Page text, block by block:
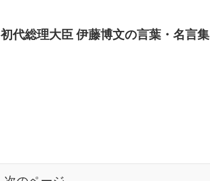
初代総理大臣 伊藤博文の言葉・名言集